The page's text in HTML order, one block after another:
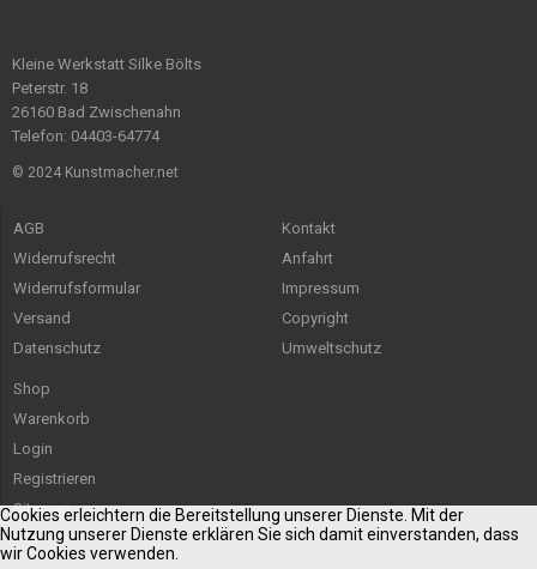
Kleine Werkstatt Silke Bölts
Peterstr. 18
26160 Bad Zwischenahn
Telefon: 04403-64774
© 2024 Kunstmacher.net
AGB
Widerrufsrecht
Widerrufsformular
Versand
Datenschutz
Kontakt
Anfahrt
Impressum
Copyright
Umweltschutz
Shop
Warenkorb
Login
Registrieren
Sitemap
Cookies erleichtern die Bereitstellung unserer Dienste. Mit der
Nutzung unserer Dienste erklären Sie sich damit einverstanden, dass
wir Cookies verwenden.